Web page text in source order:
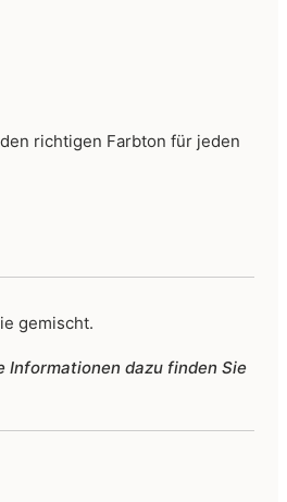
richtigen Farbton für jeden
gemischt.
Informationen dazu finden Sie